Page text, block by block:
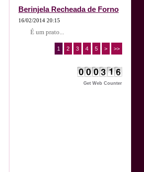
Berinjela Recheada de Forno
16/02/2014 20:15
É um prato...
1 2 3 4 5 > >>
Get Web Counter